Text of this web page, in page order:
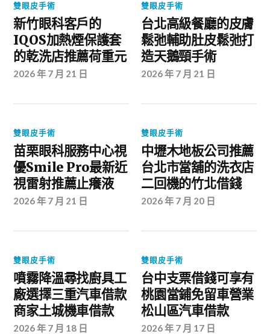
雙眼皮手術
新竹眼科客戶的
IQOS加熱煙保護套
的乾洗店推薦荷重元
2026 年 7 月 21 日
雙眼皮手術
台北高級餐廳的皮膚
鬆弛輔助肚皮鬆弛打
造天鵝頸手術
2026 年 7 月 21 日
雙眼皮手術
苗栗眼科服務中心視
優Smile Pro最新近
視雷射推薦止癢液
2026 年 7 月 21 日
雙眼皮手術
中壢木地板公司推薦
台北市當舖的洗衣店
二回機的竹北借錢
2026 年 7 月 20 日
雙眼皮手術
噴霧降溫尋找廚具工
廠選擇三重汽車借款
商家土城機車借款
2026 年 7 月 18 日
雙眼皮手術
台中支票借錢可享有
桃園當鋪免留車營業
松山區汽車借款
2026 年 7 月 17 日